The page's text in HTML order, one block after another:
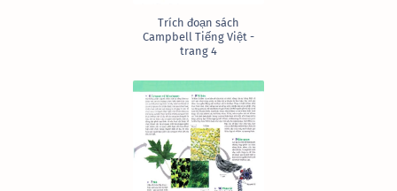
Trích đoạn sách
Campbell Tiếng Việt -
trang 4